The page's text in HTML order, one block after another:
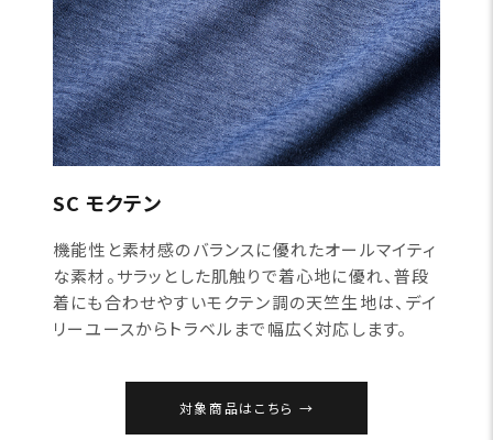
SC モクテン
機能性と素材感のバランスに優れたオールマイティ
な素材。サラッとした肌触りで着心地に優れ、普段
着にも合わせやすいモクテン調の天竺生地は、デイ
リーユースからトラベルまで幅広く対応します。
対象商品はこちら